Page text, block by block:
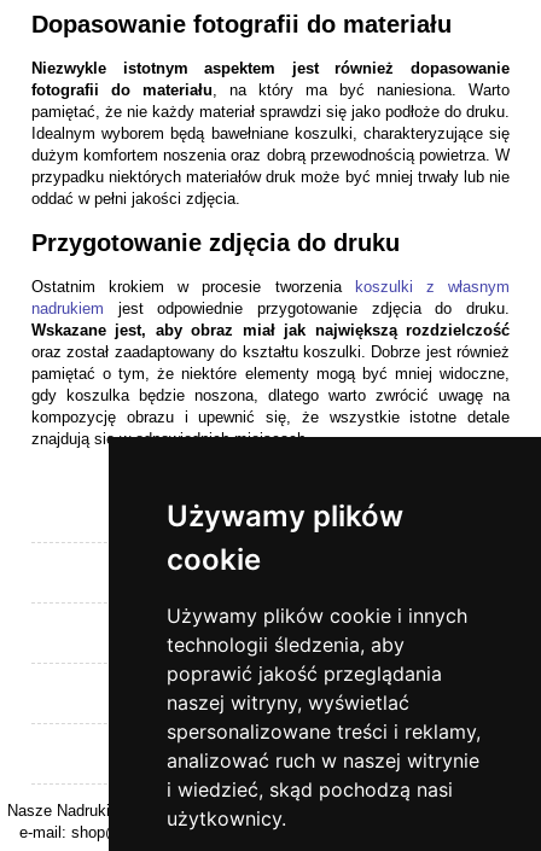
Używamy plików
cookie
Używamy plików cookie i innych
technologii śledzenia, aby
poprawić jakość przeglądania
naszej witryny, wyświetlać
spersonalizowane treści i reklamy,
analizować ruch w naszej witrynie
i wiedzieć, skąd pochodzą nasi
użytkownicy.
Dopasowanie fotografii do materiału
Niezwykle istotnym aspektem jest również dopasowanie
fotografii do materiału , na który ma być naniesiona. Warto
pamiętać, że nie każdy materiał sprawdzi się jako podłoże do druku.
Idealnym wyborem będą bawełniane koszulki, charakteryzujące się
dużym komfortem noszenia oraz dobrą przewodnością powietrza. W
przypadku niektórych materiałów druk może być mniej trwały lub nie
oddać w pełni jakości zdjęcia.
Przygotowanie zdjęcia do druku
Ostatnim krokiem w procesie tworzenia
koszulki z własnym
nadrukiem jest odpowiednie przygotowanie zdjęcia do druku.
Wskazane jest, aby obraz miał jak największą rozdzielczość
oraz został zaadaptowany do kształtu koszulki. Dobrze jest również
pamiętać o tym, że niektóre elementy mogą być mniej widoczne,
gdy koszulka będzie noszona, dlatego warto zwrócić uwagę na
kompozycję obrazu i upewnić się, że wszystkie istotne detale
znajdują się w odpowiednich miejscach.
Pomoc
Moje konto
Płatności i dostawa
Informacje
O nas
Nasze Nadruki | ul. Kasztanowa 26 | 32-040 Rzeszotary | woj. Małopolskie |
e-mail: shop@naszenadruki.pl | tel. +48 690 531 231